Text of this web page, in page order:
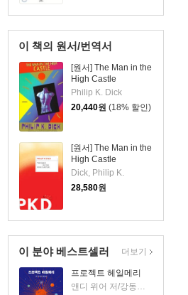
이 책의 원서/번역서
[원서] The Man in the
High Castle
Philip K. Dick
20,440원 (18% 할인)
[원서] The Man in the
High Castle
Dick, Philip K.
28,580원
이 분야 베스트셀러
프로젝트 헤일메리
더보기